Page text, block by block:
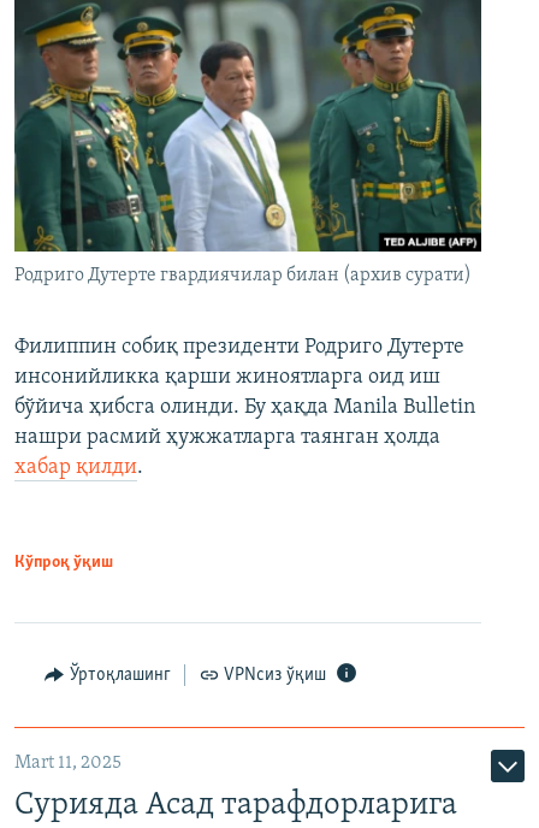
Родриго Дутерте гвардиячилар билан (архив сурати)
Филиппин собиқ президенти Родриго Дутерте
инсонийликка қарши жиноятларга оид иш
бўйича ҳибсга олинди. Бу ҳақда Manila Bulletin
нашри расмий ҳужжатларга таянган ҳолда
хабар қилди.
Кўпроқ ўқиш
Ўртоқлашинг VPNсиз ўқиш
Mart 11, 2025
Сурияда Асад тарафдорларига